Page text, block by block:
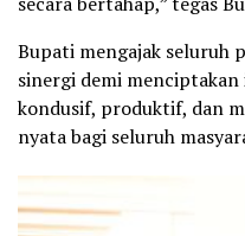
Bupati mengajak seluruh
sinergi demi
kondusif, produktif, dan
nyata bagi seluruh